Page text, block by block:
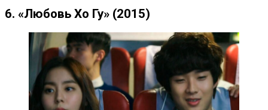
6. «Любовь Хо Гу» (2015)